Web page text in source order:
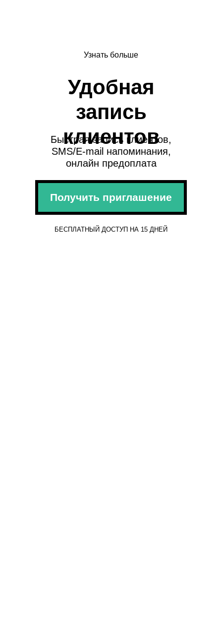
Получить приглашение
Быстрая запись клиентов,
SMS/E-mail напоминания,
онлайн предоплата
Удобная
запись
клиентов
БЕСПЛАТНЫЙ ДОСТУП НА 15 ДНЕЙ
Узнать больше